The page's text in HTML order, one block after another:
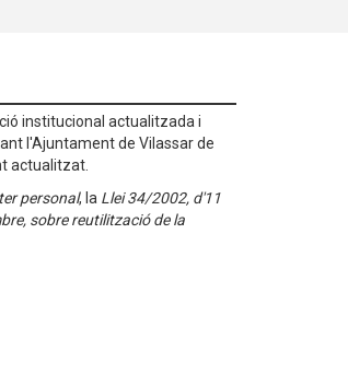
institucional actualitzada i
l'Ajuntament de Vilassar de
actualitzat.
personal, la Llei 34/2002, d'11
sobre reutilització de la